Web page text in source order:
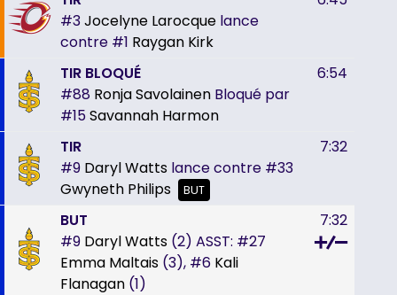
#3Jocelyne Larocque lance
contre #1 Raygan Kirk
TIR BLOQUÉ
#88 Ronja Savolainen Bloqué par
#15Savannah Harmon
6:54
TIR
#9 Daryl Watts lance contre #33
Gwyneth Philips
BUT
7:32
BUT
#9 Daryl Watts (2) ASST: #27
Emma Maltais (3), #6 Kali
Flanagan (1)
7:32